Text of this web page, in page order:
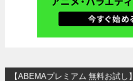
【ABEMAプレミアム 無料お試